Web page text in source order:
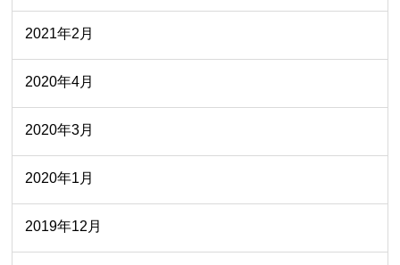
2021年2月
2020年4月
2020年3月
2020年1月
2019年12月